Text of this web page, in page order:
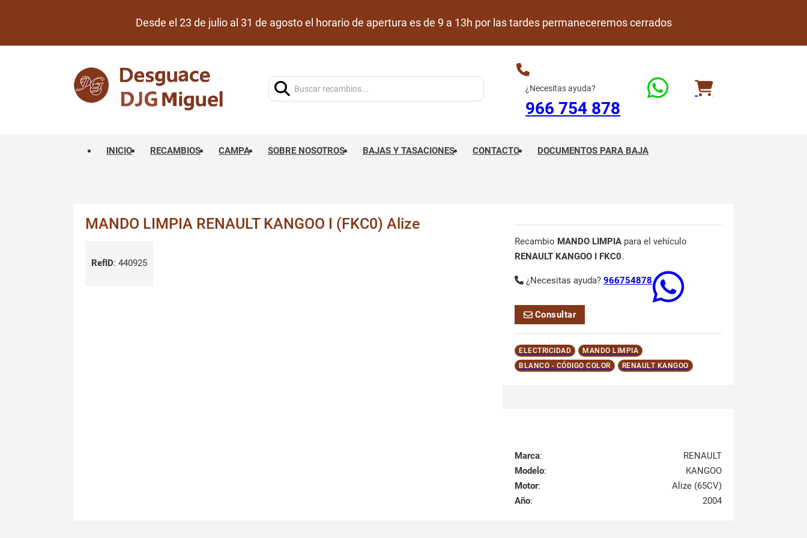
Desde el 23 de julio al 31 de agosto el horario de apertura es de 9 a 13h por las tardes permaneceremos cerrados
¿Necesitas ayuda?
966 754 878
INICIO RECAMBIOS CAMPA SOBRE NOSOTROS BAJAS Y TASACIONES CONTACTO DOCUMENTOS PARA BAJA
MANDO LIMPIA RENAULT KANGOO I (FKC0) Alize
RefID: 440925
Recambio MANDO LIMPIA para el vehículo
RENAULT KANGOO I FKC0.
¿Necesitas ayuda? 966754878
Consultar
ELECTRICIDAD
MANDO LIMPIA
BLANCO - CÓDIGO COLOR
RENAULT KANGOO
Marca:
RENAULT
Modelo:
KANGOO
Motor:
Alize (65CV)
Año: 2004